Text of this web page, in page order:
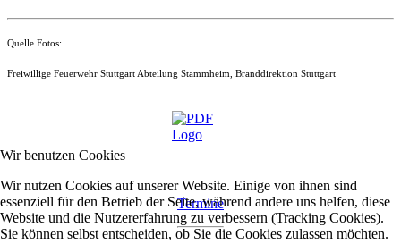
Quelle Fotos:
Freiwillige Feuerwehr Stuttgart Abteilung Stammheim, Branddirektion Stuttgart
Termine
Wir benutzen Cookies
Wir nutzen Cookies auf unserer Website. Einige von ihnen sind
essenziell für den Betrieb der Seite, während andere uns helfen, diese
Website und die Nutzererfahrung zu verbessern (Tracking Cookies).
Sie können selbst entscheiden, ob Sie die Cookies zulassen möchten.